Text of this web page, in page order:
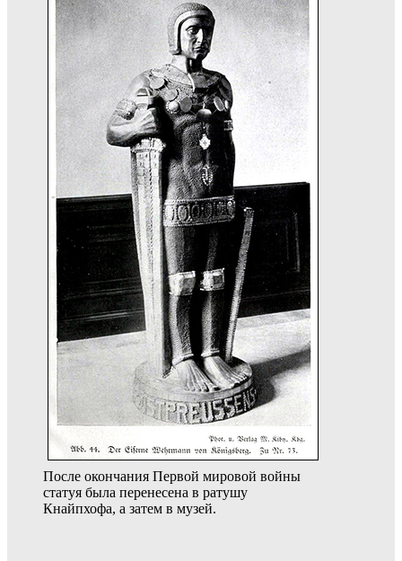
После окончания Первой мировой войны
статуя была перенесена в ратушу
Кнайпхофа, а затем в музей.